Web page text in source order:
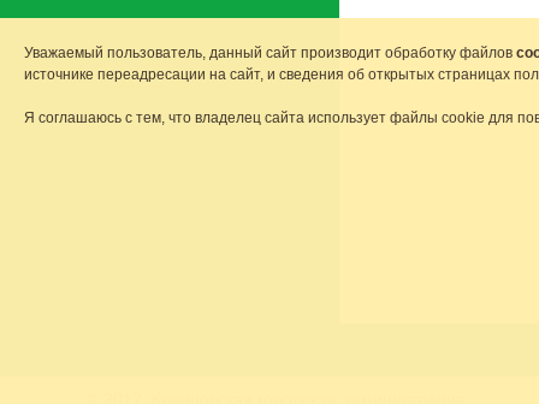
Уважаемый пользователь, данный сайт производит обработку файлов
источнике переадресации на сайт, и сведения об открытых страницах
Я соглашаюсь с тем, что владелец сайта использует файлы cookie для